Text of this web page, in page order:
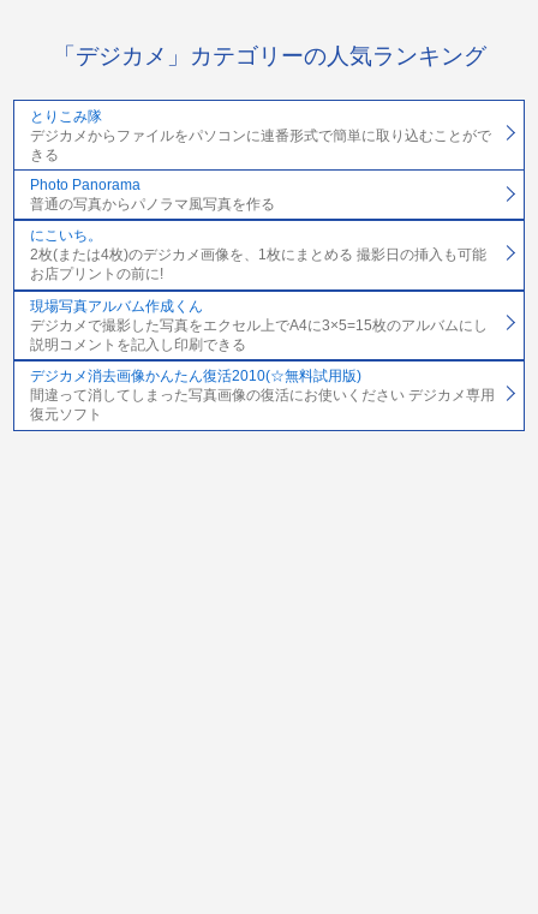
「デジカメ」カテゴリーの人気ランキング
とりこみ隊
デジカメからファイルをパソコンに連番形式で簡単に取り込むことがで
きる
Photo Panorama
普通の写真からパノラマ風写真を作る
にこいち。
2枚(または4枚)のデジカメ画像を、1枚にまとめる 撮影日の挿入も可能
お店プリントの前に!
現場写真アルバム作成くん
デジカメで撮影した写真をエクセル上でA4に3×5=15枚のアルバムにし
説明コメントを記入し印刷できる
デジカメ消去画像かんたん復活2010(☆無料試用版)
間違って消してしまった写真画像の復活にお使いください デジカメ専用
復元ソフト